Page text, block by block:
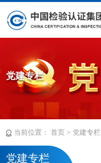
党建专栏
当前位置： 首页> 党建专栏
党建专栏